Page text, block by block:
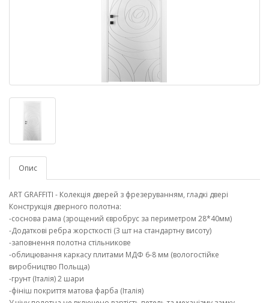
Опис
ART GRAFFITI - Колекція дверей з фрезеруванням, гладкі двері
Конструкція дверного полотна:
-соснова рама (зрощений євробрус за периметром 28*40мм)
-Додаткові ребра жорсткості (3 шт на стандартну висоту)
-заповнення полотна стільникове
-облицювання каркасу плитами МДФ 6-8 мм (вологостійке
виробництво Польща)
-грунт (Італія) 2 шари
-фініш покриття матова фарба (Італія)